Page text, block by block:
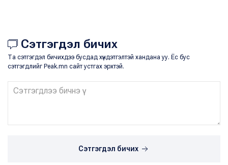
Сэтгэгдэл бичих
Та сэтгэгдэл бичихдээ бусдад хүндэтгэлтэй хандана уу. Ёс бус
сэтгэгдлийг Peak.mn сайт устгах эрхтэй.
Сэтгэгдэл бичих